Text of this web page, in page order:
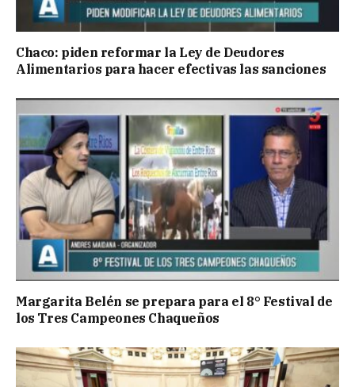
Chaco: piden reformar la Ley de Deudores
Alimentarios para hacer efectivas las sanciones
Margarita Belén se prepara para el 8° Festival de
los Tres Campeones Chaqueños